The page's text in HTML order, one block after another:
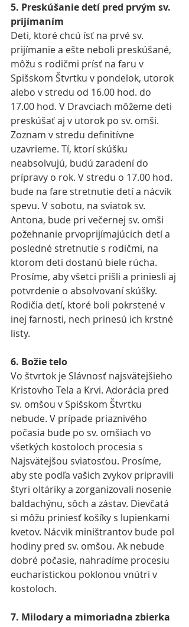
5. Preskúšanie detí pred prvým sv.
prijímaním
Deti, ktoré chcú ísť na prvé sv.
prijímanie a ešte neboli preskúšané,
môžu s rodičmi prísť na faru v
Spišskom Štvrtku v pondelok, utorok
alebo v stredu od 16.00 hod. do
17.00 hod. V Dravciach môžeme deti
preskúšať aj v utorok po sv. omši.
Zoznam v stredu definitívne
uzavrieme. Tí, ktorí skúšku
neabsolvujú, budú zaradení do
prípravy o rok. V stredu o 17.00 hod.
bude na fare stretnutie detí a nácvik
spevu. V sobotu, na sviatok sv.
Antona, bude pri večernej sv. omši
požehnanie prvoprijímajúcich detí a
posledné stretnutie s rodičmi, na
ktorom deti dostanú biele rúcha.
Prosíme, aby všetci prišli a priniesli aj
potvrdenie o absolvovaní skúšky.
Rodičia detí, ktoré boli pokrstené v
inej farnosti, nech prinesú ich krstné
listy.
6. Božie telo
Vo štvrtok je Slávnosť najsvätejšieho
Kristovho Tela a Krvi. Adorácia pred
sv. omšou v Spišskom Štvrtku
nebude. V prípade priaznivého
počasia bude po sv. omšiach vo
všetkých kostoloch procesia s
Najsvätejšou sviatosťou. Prosíme,
aby ste podľa vašich zvykov pripravili
štyri oltáriky a zorganizovali nosenie
baldachýnu, sôch a zástav. Dievčatá
si môžu priniesť košíky s lupienkami
kvetov. Nácvik miništrantov bude pol
hodiny pred sv. omšou. Ak nebude
dobré počasie, nahradíme procesiu
eucharistickou poklonou vnútri v
kostoloch.
7. Milodary a mimoriadna zbierka